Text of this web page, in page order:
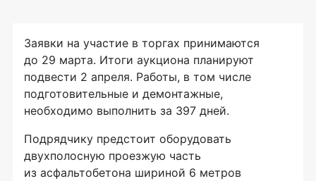
Заявки на участие в торгах принимаются
до 29 марта. Итоги аукциона планируют
подвести 2 апреля. Работы, в том числе
подготовительные и демонтажные,
необходимо выполнить за 397 дней.
Подрядчику предстоит оборудовать
двухполосную проезжую часть
из асфальтобетона шириной 6 метров